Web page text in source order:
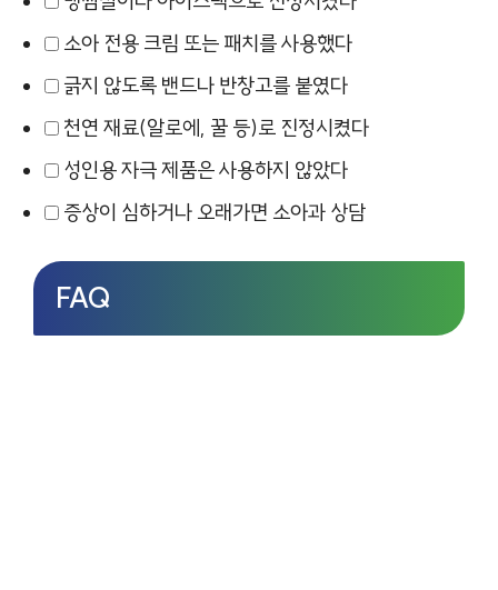
소아 전용 크림 또는 패치를 사용했다
긁지 않도록 밴드나 반창고를 붙였다
천연 재료(알로에, 꿀 등)로 진정시켰다
성인용 자극 제품은 사용하지 않았다
증상이 심하거나 오래가면 소아과 상담
FAQ